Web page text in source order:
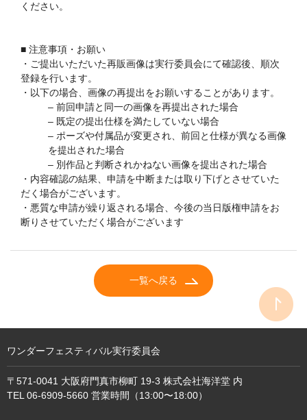
ください。
■ 注意事項・お願い
・ご提出いただいた再販画像は実行委員会にて確認後、順次
登録を行います。
・以下の場合、画像の再提出をお願いすることがあります。
– 前回申請と同一の画像を再提出された場合
– 既定の提出仕様を満たしていない場合
– ポーズや付属品が変更され、前回と仕様が異なる画像
を提出された場合
– 別作品と判断されかねない画像を提出された場合
・内容確認の結果、申請を中断または取り下げとさせていた
だく場合がございます。
・悪質な申請が繰り返される場合、今後の当日版権申請をお
断りさせていただく場合がございます
一覧へ戻る
ワンダーフェスティバル実行委員会
〒571-0041 大阪府門真市柳町 19-3 株式会社海洋堂 内
TEL 06-6909-5660 営業時間（13:00〜18:00）